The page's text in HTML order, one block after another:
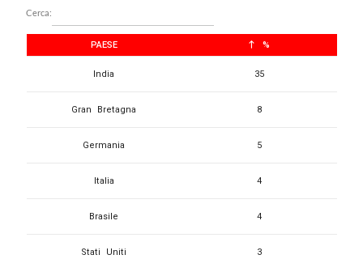
Cerca:
PAESE %
India 35
Gran Bretagna 8
Germania 5
Italia 4
Brasile 4
Stati Uniti 3